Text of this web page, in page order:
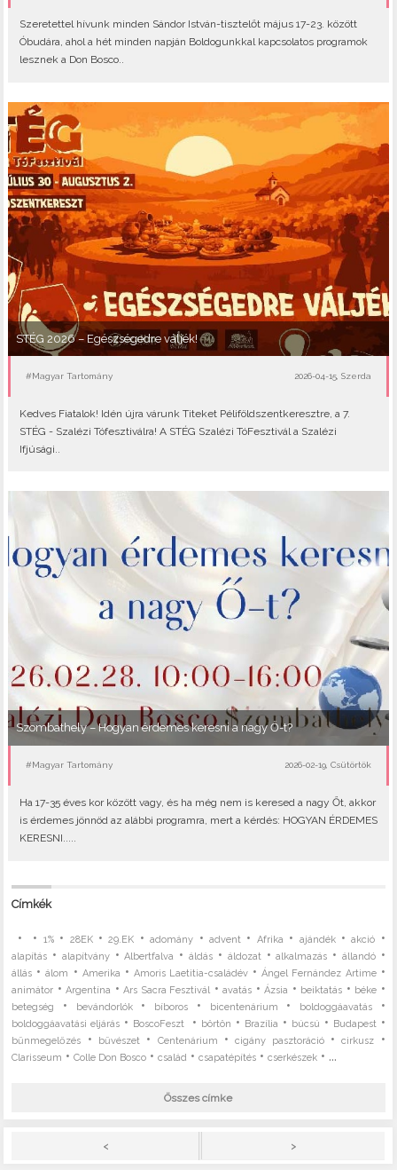
Szeretettel hívunk minden Sándor István-tisztelőt május 17-23. között
Óbudára, ahol a hét minden napján Boldogunkkal kapcsolatos programok
lesznek a Don Bosco..
STÉG 2026 – Egészségedre váljék!
#Magyar Tartomány 2026-04-15, Szerda
Kedves Fiatalok! Idén újra várunk Titeket Péliföldszentkeresztre, a 7.
STÉG - Szalézi Tófesztiválra! A STÉG Szalézi TóFesztivál a Szalézi
Ifjúsági..
Szombathely – Hogyan érdemes keresni a nagy Ő-t?
#Magyar Tartomány 2026-02-19, Csütörtök
Ha 17-35 éves kor között vagy, és ha még nem is keresed a nagy Őt, akkor
is érdemes jönnöd az alábbi programra, mert a kérdés: HOGYAN ÉRDEMES
KERESNI.....
Címkék
• • 1%• 28EK•29.EK •adomány •advent • Afrika • ajándék•akció •
alapítás • alapítvány•Albertfalva •áldás • áldozat •alkalmazás • állandó•
állás •álom • Amerika • Amoris Laetitia-családév •Ángel Fernández Artime•
animátor •Argentína •Ars Sacra Fesztivál •avatás •Ázsia • beiktatás • béke •
betegség • bevándorlók• bíboros • bicentenárium • boldoggáavatás•
boldoggáavatási eljárás • BoscoFeszt • börtön • Brazília • búcsú • Budapest •
bűnmegelőzés • bűvészet • Centenárium •cigány pasztoráció•cirkusz •
Clarisseum •Colle Don Bosco •család •csapatépítés •cserkészek • ...
Összes címke
< >